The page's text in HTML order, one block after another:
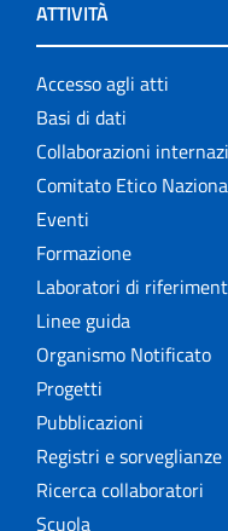
ATTIVITÀ
Accesso agli atti
Basi di dati
Collaborazioni
Comitato Etico
Eventi
Formazione
Laboratori di
Linee guida
Organismo Notificato
Progetti
Pubblicazioni
Registri e sorveglianze
Ricerca collaboratori
Scuola